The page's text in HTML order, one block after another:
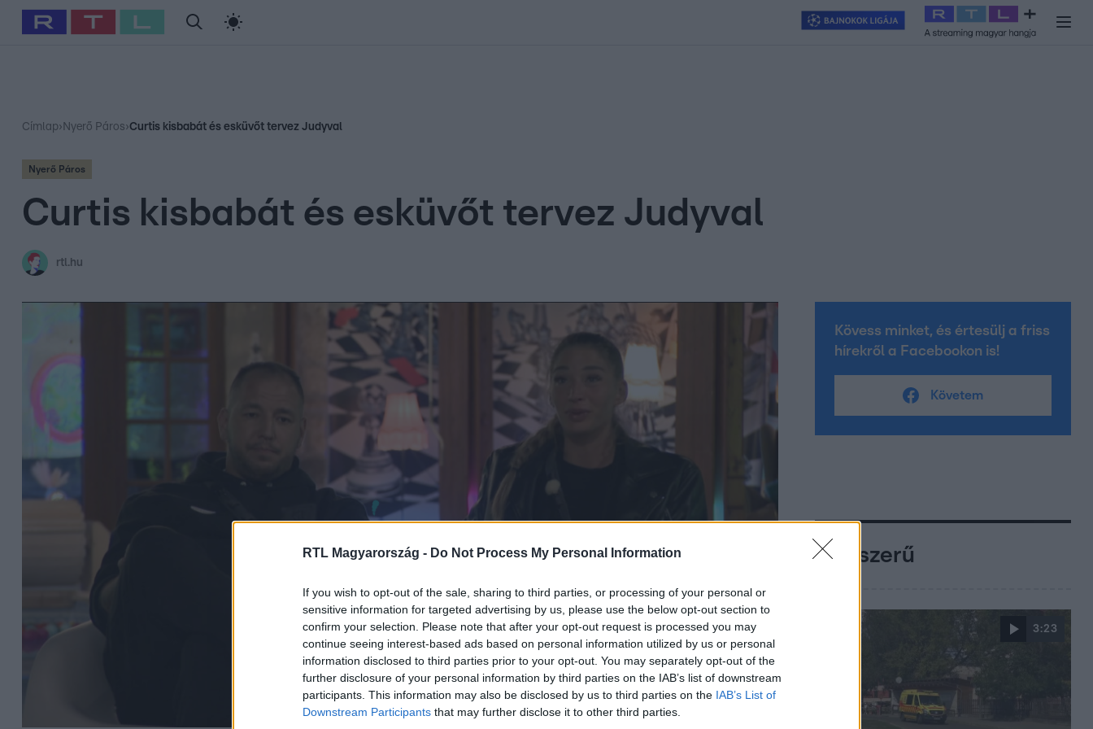
RTL Magyarország - Do Not Process My Personal Information
If you wish to opt-out of the sale, sharing to third parties, or processing of your personal or
sensitive information for targeted advertising by us, please use the below opt-out section to
confirm your selection. Please note that after your opt-out request is processed you may
continue seeing interest-based ads based on personal information utilized by us or personal
information disclosed to third parties prior to your opt-out. You may separately opt-out of the
further disclosure of your personal information by third parties on the IAB’s list of downstream
participants. This information may also be disclosed by us to third parties on the IAB’s List of
Downstream Participants that may further disclose it to other third parties.
Babits Marcella Szellő István Most Wanted Exek csatája 2026 Celeb vagyok, ments ki innen
Címlap› Nyerő Páros›Curtis kisbabát és esküvőt tervez Judyval
Nyerő Páros
Curtis kisbabát és esküvőt tervez Judyval
rtl.hu
Kövess minket, és értesülj a friss
hírekről a Facebookon is!
Követem
Népszerű
3:23